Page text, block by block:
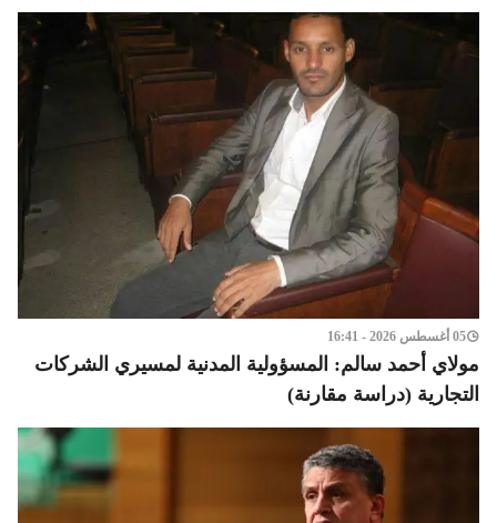
05 أغسطس 2026 - 16:41
مولاي أحمد سالم: المسؤولية المدنية لمسيري الشركات
التجارية (دراسة مقارنة)